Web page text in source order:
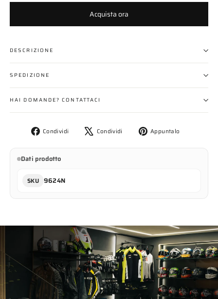
Acquista ora
DESCRIZIONE
SPEDIZIONE
HAI DOMANDE? CONTATTACI
Condividi
Condividi
Facebook
Condividi
Twitta
X
Appuntalo
pin
Dati prodotto
SKU 9624N